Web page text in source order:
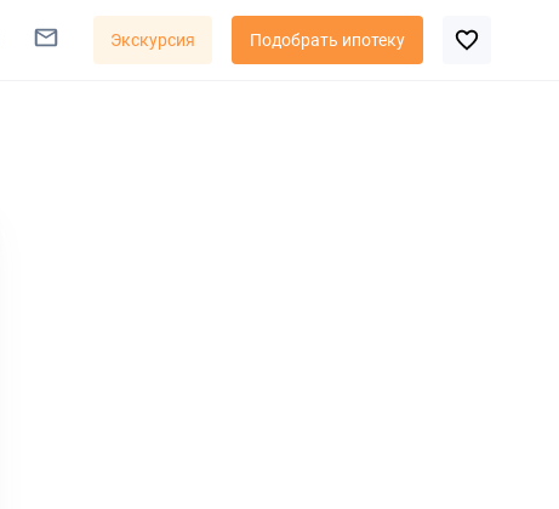
Экскурсия Подобрать ипотеку